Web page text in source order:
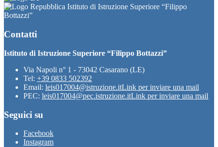
Istituto di Istruzione Superiore “Filippo
Bottazzi”
Contatti
Istituto di Istruzione Superiore “Filippo Bottazzi”
Via Napoli n° 1 - 73042 Casarano (LE)
Tel: +39 0833 502392
Email: leis017004@istruzione.itLink per inviare una mail
PEC: leis017004@pec.istruzione.itLink per inviare una mail
Seguici su
Facebook
Instagram